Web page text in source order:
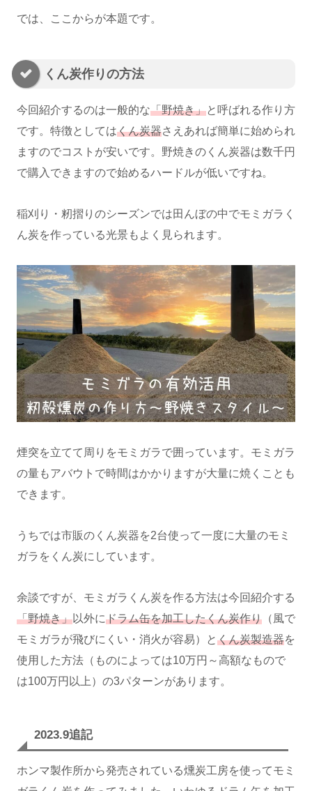
では、ここからが本題です。
くん炭作りの方法
今回紹介するのは一般的な「野焼き」と呼ばれる作り方
です。特徴としてはくん炭器さえあれば簡単に始められ
ますのでコストが安いです。野焼きのくん炭器は数千円
で購入できますので始めるハードルが低いですね。
稲刈り・籾摺りのシーズンでは田んぼの中でモミガラく
ん炭を作っている光景もよく見られます。
煙突を立てて周りをモミガラで囲っています。モミガラ
の量もアバウトで時間はかかりますが大量に焼くことも
できます。
うちでは市販のくん炭器を2台使って一度に大量のモミ
ガラをくん炭にしています。
余談ですが、モミガラくん炭を作る方法は今回紹介する
「野焼き」以外にドラム缶を加工したくん炭作り （風で
モミガラが飛びにくい・消火が容易）とくん炭製造器を
使用した方法（ものによっては10万円～高額なもので
は100万円以上）の3パターンがあります。
2023.9追記
ホンマ製作所から発売されている燻炭工房を使ってモミ